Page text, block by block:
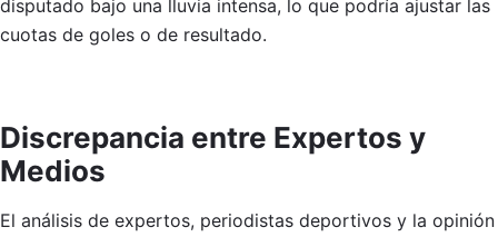
disputado bajo una lluvia intensa, lo que podría ajustar las
cuotas de goles o de resultado.
Discrepancia entre Expertos y
Medios
El análisis de expertos, periodistas deportivos y la opinión